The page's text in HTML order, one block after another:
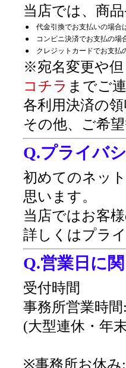
当店では、商
●
代金引換でお支払いの場合
●
コンビニ決済でお支払の場
●
クレジットカードでお支払
※宛名変更や但
コチラ までご
各利用決済の
その他、ご希
Q.プライバ
初めてのネッ
思います。
当店ではお客
詳しくはプラ
Q.営業日に
受付時間
事務所営業時間
(大型連休・年
※事務所お休み: